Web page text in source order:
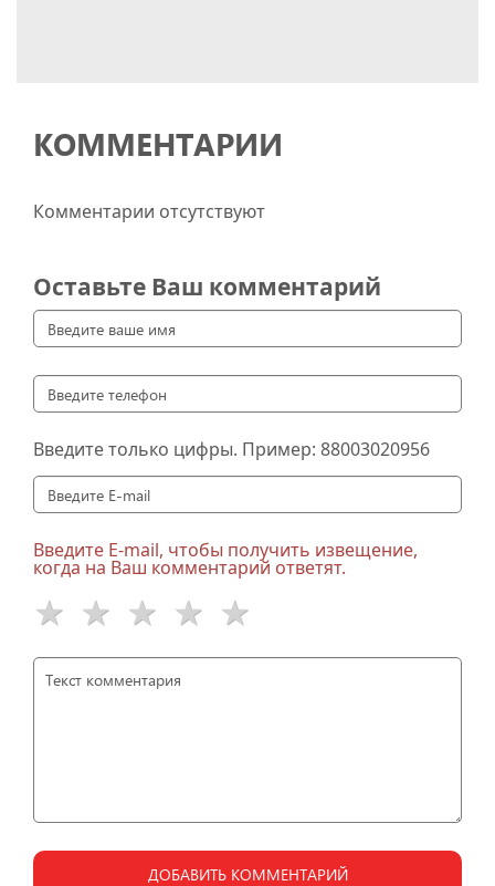
КОММЕНТАРИИ
Комментарии отсутствуют
Оставьте Ваш комментарий
Введите только цифры. Пример: 88003020956
Введите E-mail, чтобы получить извещение,
когда на Ваш комментарий ответят.
ДОБАВИТЬ КОММЕНТАРИЙ